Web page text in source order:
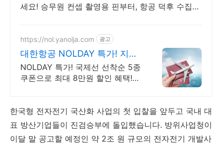
세요! 승무원 컨셉 촬영용 핀부터, 항공 덕후 수집품
https://nol.yanolja.com 광고
대한항공 NOLDAY 특가! 지금
인기 해외노선 특가
NOLDAY 특가! 국제선 선착순 5종
쿠폰으로 최대 8만원 할인 혜택!
한국형 전자전기 국산화 사업의 첫 입찰을 앞두고 국내 대
표 방산기업들이 진검승부에 돌입했습니다. 방위사업청이
이달 말 공고할 예정인 약 2조 원 규모의 전자전기 개발사